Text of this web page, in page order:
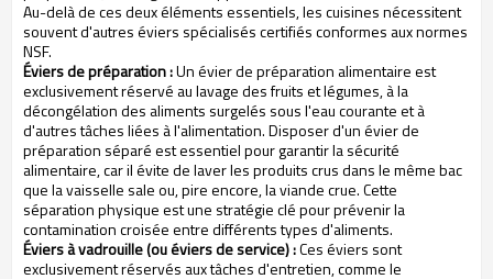
Au-delà de ces deux éléments essentiels, les cuisines nécessitent
souvent d'autres éviers spécialisés certifiés conformes aux normes
NSF.
Éviers de préparation :Un évier de préparation alimentaire est
exclusivement réservé au lavage des fruits et légumes, à la
décongélation des aliments surgelés sous l'eau courante et à
d'autres tâches liées à l'alimentation. Disposer d'un évier de
préparation séparé est essentiel pour garantir la sécurité
alimentaire, car il évite de laver les produits crus dans le même bac
que la vaisselle sale ou, pire encore, la viande crue. Cette
séparation physique est une stratégie clé pour prévenir la
contamination croisée entre différents types d'aliments.
Éviers à vadrouille (ou éviers de service) :Ces éviers sont
exclusivement réservés aux tâches d'entretien, comme le